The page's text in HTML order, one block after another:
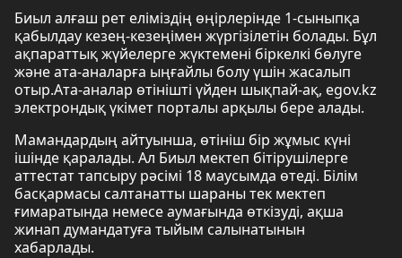
Биыл алғаш рет еліміздің өңірлерінде 1-сыныпқа
қабылдау кезең-кезеңімен жүргізілетін болады. Бұл
ақпараттық жүйелерге жүктемені біркелкі бөлуге
және ата-аналарға ыңғайлы болу үшін жасалып
отыр.Ата-аналар өтінішті үйден шықпай-ақ, egov.kz
электрондық үкімет порталы арқылы бере алады.
Мамандардың айтуынша, өтініш бір жұмыс күні
ішінде қаралады. Ал Биыл мектеп бітірушілерге
аттестат тапсыру рәсімі 18 маусымда өтеді. Білім
басқармасы салтанатты шараны тек мектеп
ғимаратында немесе аумағында өткізуді, ақша
жинап думандатуға тыйым салынатынын
хабарлады.